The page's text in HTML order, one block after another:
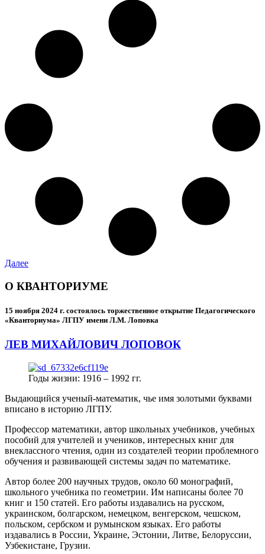
Далее
О КВАНТОРИУМЕ
15 ноября 2024 г. состоялось торжественное открытие Педагогического
«Кванториума» ЛГПУ имени Л.М. Лоповка
ЛЕВ МИХАЙЛОВИЧ ЛОПОВОК
Годы жизни: 1916 – 1992 гг.
Выдающийся ученый-математик, чье имя золотыми буквами
вписано в историю ЛГПУ.
Профессор математики, автор школьных учебников, учебных
пособий для учителей и учеников, интересных книг для
внеклассного чтения, один из создателей теории проблемного
обучения и развивающей системы задач по математике.
Автор более 200 научных трудов, около 60 монографий,
школьного учебника по геометрии. Им написаны более 70
книг и 150 статей. Его работы издавались на русском,
украинском, болгарском, немецком, венгерском, чешском,
польском, сербском и румынском языках. Его работы
издавались в России, Украине, Эстонии, Литве, Белоруссии,
Узбекистане, Грузии.